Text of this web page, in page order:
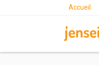
Accueil